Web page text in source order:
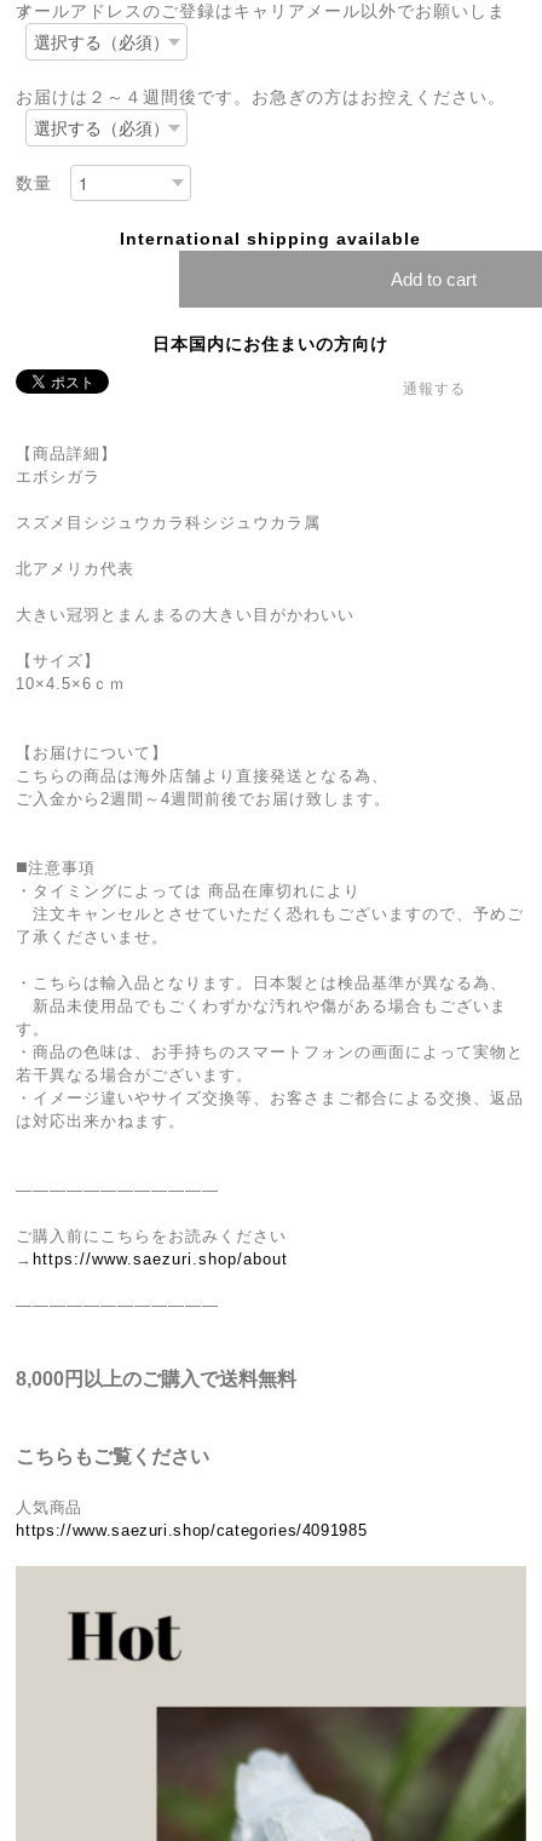
メールアドレスのご登録はキャリアメール以外でお願いします
お届けは２～４週間後です。お急ぎの方はお控えください。
数量
International shipping available
Add to cart
日本国内にお住まいの方向け
通報する
【商品詳細】
エボシガラ
スズメ目シジュウカラ科シジュウカラ属
北アメリカ代表
大きい冠羽とまんまるの大きい目がかわいい
【サイズ】
10×4.5×6ｃｍ
【お届けについて】
こちらの商品は海外店舗より直接発送となる為、
ご入金から2週間～4週間前後でお届け致します。
◼️注意事項
・タイミングによっては 商品在庫切れにより
注文キャンセルとさせていただく恐れもございますので、予めご
了承くださいませ。
・こちらは輸入品となります。日本製とは検品基準が異なる為、
新品未使用品でもごくわずかな汚れや傷がある場合もございま
す。
・商品の色味は、お手持ちのスマートフォンの画面によって実物と
若干異なる場合がございます。
・イメージ違いやサイズ交換等、お客さまご都合による交換、返品
は対応出来かねます。
————————————
ご購入前にこちらをお読みください
→ https://www.saezuri.shop/about
————————————
8,000円以上のご購入で送料無料
こちらもご覧ください
人気商品
https://www.saezuri.shop/categories/4091985